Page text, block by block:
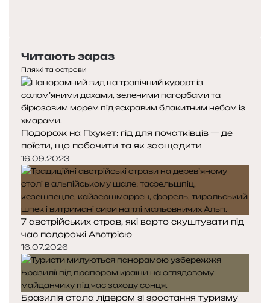
Читають зараз
Пляжі та острови
Подорож на Пхукет: гід для початківців — де
поїсти, що побачити та як заощадити
16.09.2023
7 австрійських страв, які варто скуштувати під
час подорожі Австрією
16.07.2026
Бразилія стала лідером зі зростання туризму